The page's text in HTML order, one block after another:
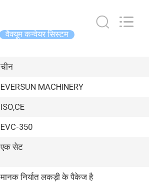
वैक्यूम कन्वेयर सिस्टम
चीन
EVERSUN MACHINERY
ISO,CE
EVC-350
एक सेट
मानक निर्यात लकड़ी के पैकेज है